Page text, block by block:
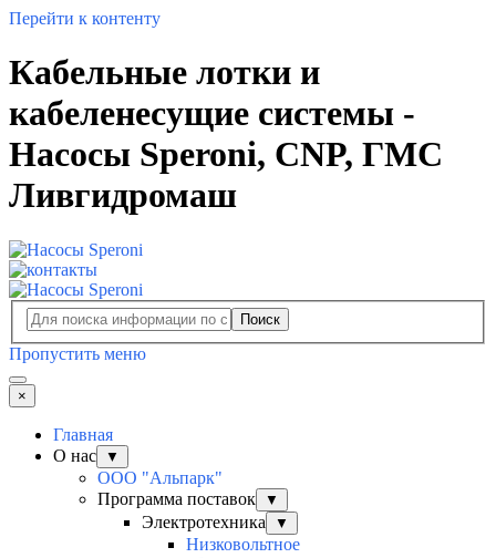
Перейти к контенту
Кабельные лотки и
кабеленесущие системы -
Насосы Speroni, CNP, ГМС
Ливгидромаш
Поиск
Пропустить меню
×
Главная
О нас
▼
ООО "Альпарк"
Программа поставок
▼
Электротехника ▼
Низковольтное